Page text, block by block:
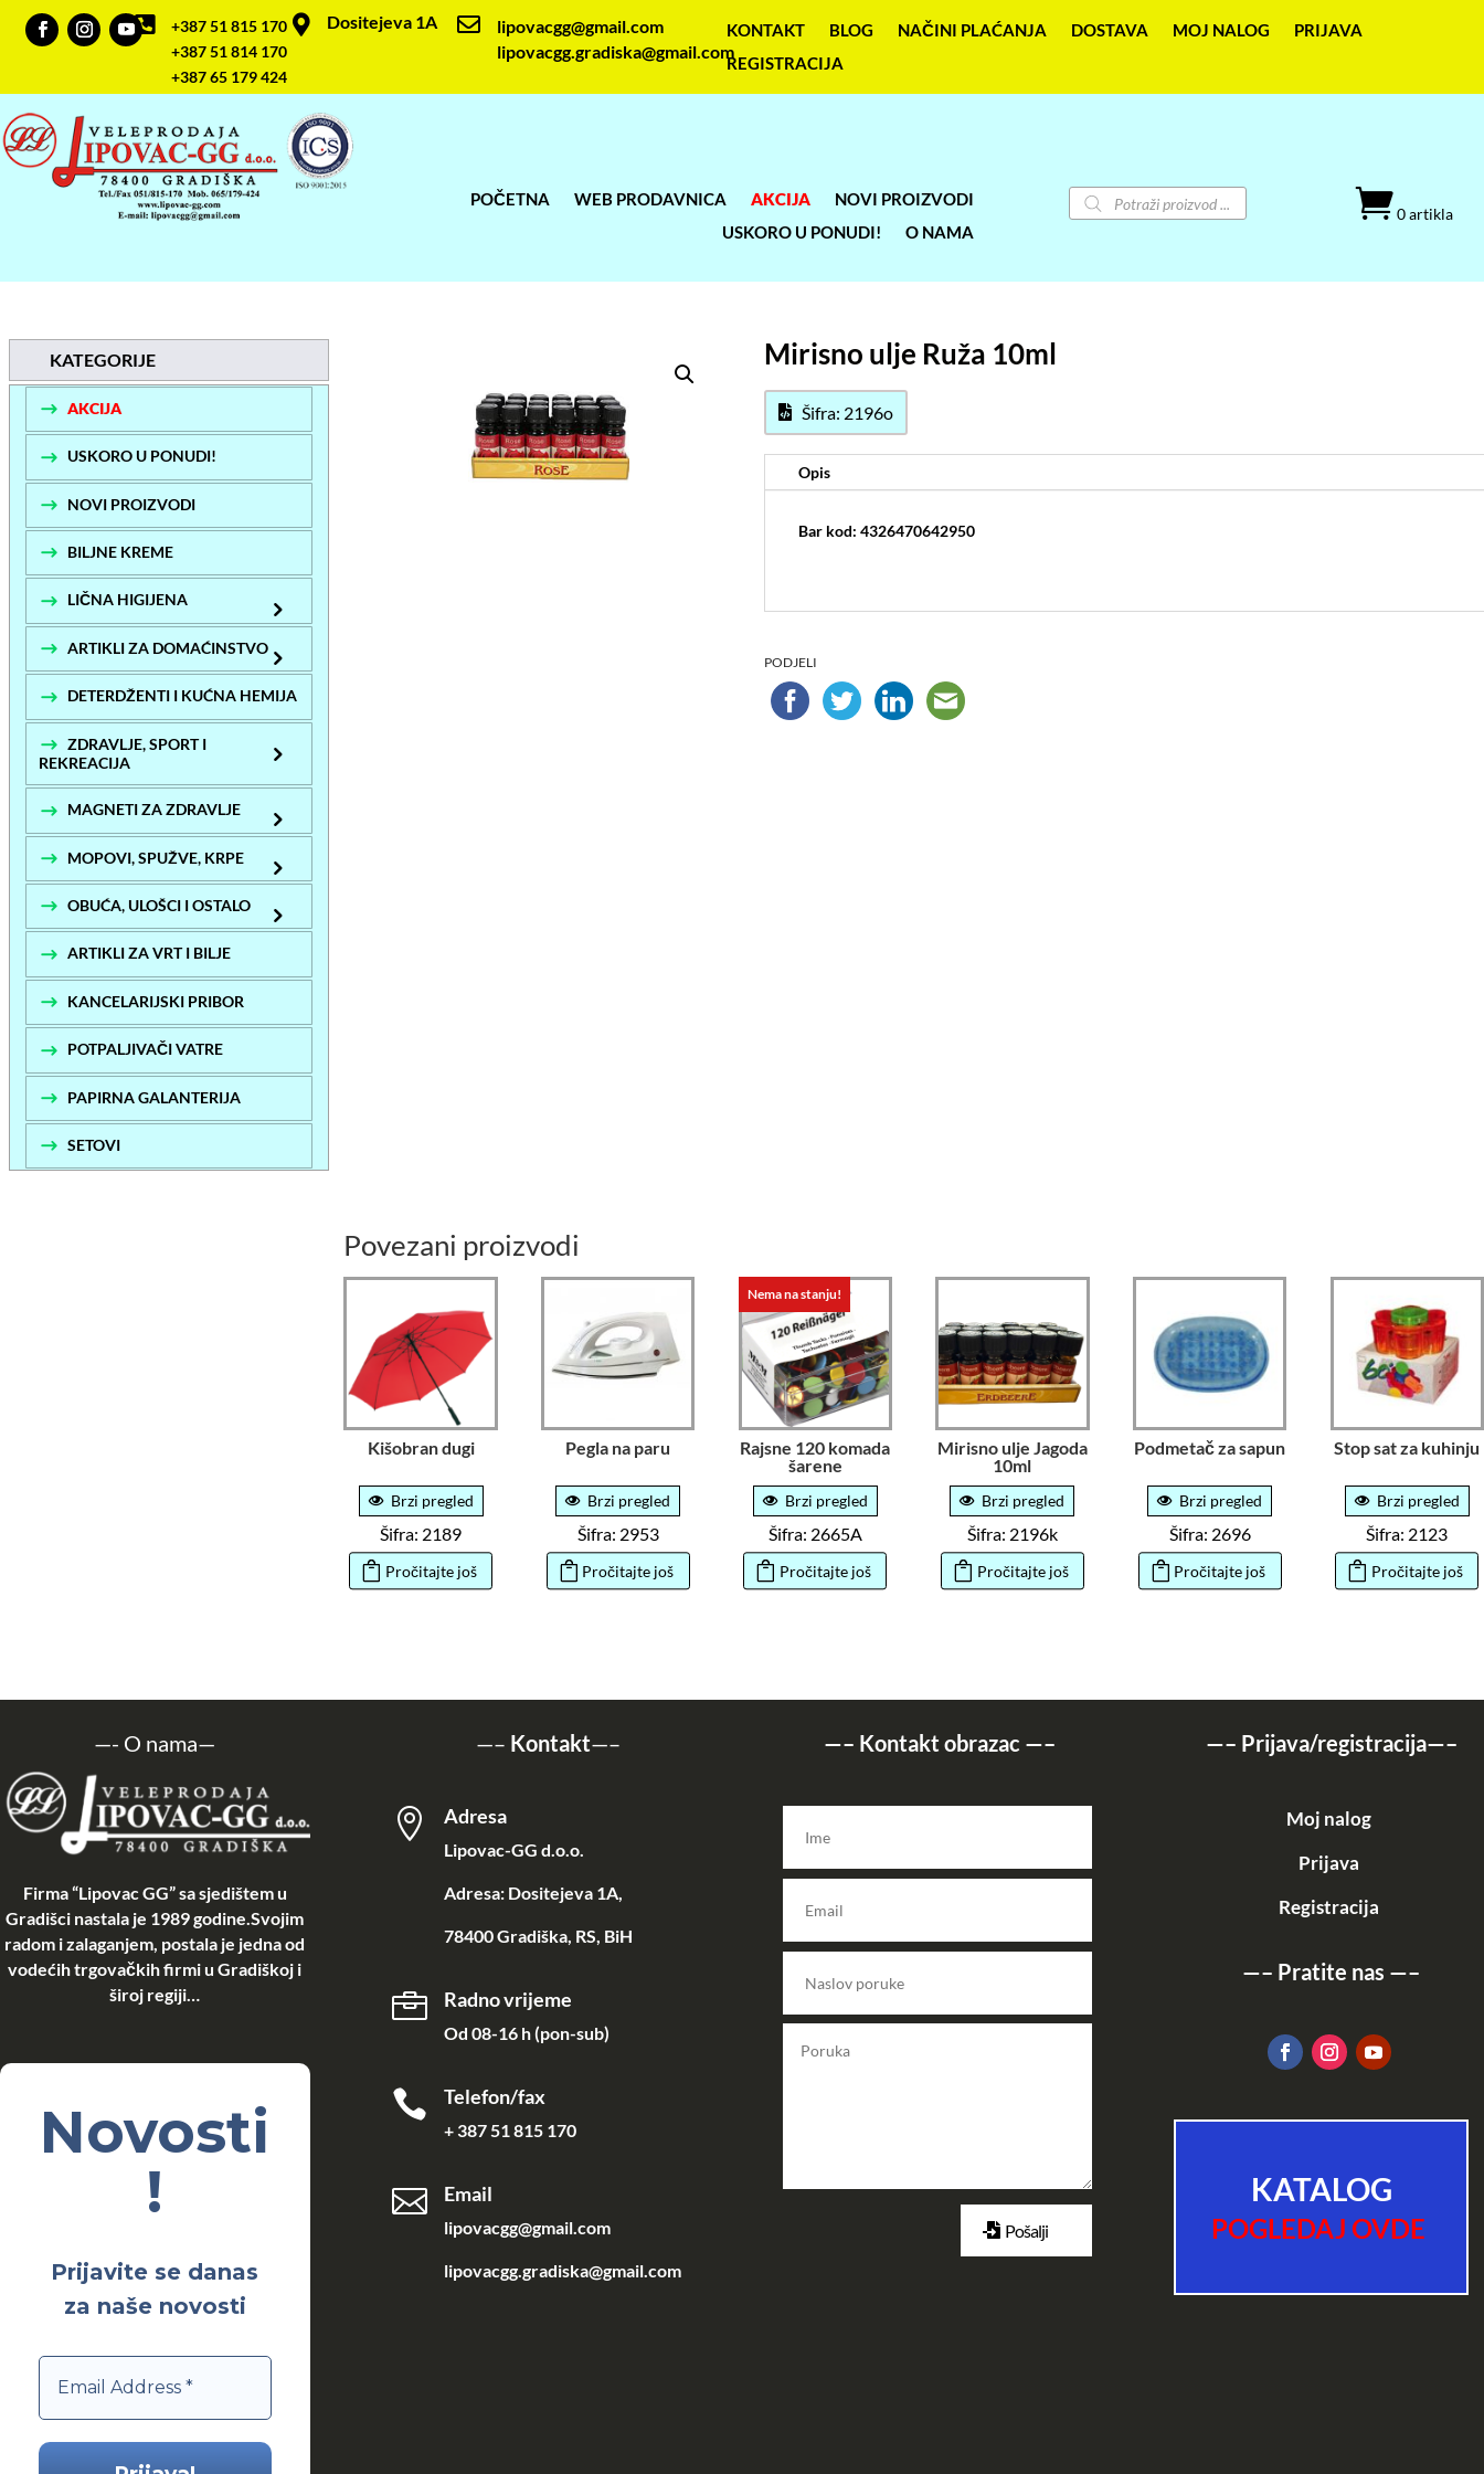

+387 51 815 170
+387 51 814 170
+387 65 179 424
 Dositejeva 1A 
lipovacgg@gmail.com
lipovacgg.gradiska@gmail.com
KONTAKT BLOG NAČINI PLAĆANJA DOSTAVA MOJ NALOG
PRIJAVA
REGISTRACIJA
POČETNA WEB PRODAVNICA AKCIJA
NOVI PROIZVODI
USKORO U PONUDI!
O NAMA
Products
search
0 artikla
KATEGORIJE
AKCIJA
USKORO U PONUDI!
NOVI PROIZVODI
BILJNE KREME
LIČNA HIGIJENA
ARTIKLI ZA DOMAĆINSTVO
DETERDŽENTI I KUĆNA HEMIJA
ZDRAVLJE, SPORT I
REKREACIJA
MAGNETI ZA ZDRAVLJE
MOPOVI, SPUŽVE, KRPE
OBUĆA, ULOŠCI I OSTALO
ARTIKLI ZA VRT I BILJE
KANCELARIJSKI PRIBOR
POTPALJIVAČI VATRE
PAPIRNA GALANTERIJA
SETOVI
Mirisno ulje Ruža 10ml
Šifra: 2196o
Opis
Bar kod: 4326470642950
PODJELI
Povezani proizvodi
Kišobran dugi
Brzi pregled
Šifra: 2189
Pročitajte još
Pegla na paru
Brzi pregled
Šifra: 2953
Pročitajte još
Nema na stanju!
Rajsne 120 komada
šarene
Brzi pregled
Šifra: 2665A
Pročitajte još
Mirisno ulje Jagoda
10ml
Brzi pregled
Šifra: 2196k
Pročitajte još
Podmetač za sapun
Brzi pregled
Šifra: 2696
Pročitajte još
Stop sat za kuhinju
Brzi pregled
Šifra: 2123
Pročitajte još
—- O nama—
Firma “Lipovac GG” sa sjedištem u
Gradišci nastala je 1989 godine.Svojim
radom i zalaganjem, postala je jedna od
vodećih trgovačkih firmi u Gradiškoj i
široj regiji…
Novosti
!
Prijavite se danas
za naše novosti
—– Kontakt—–
 Adresa
Lipovac-GG d.o.o.
Adresa: Dositejeva 1A,
78400 Gradiška, RS, BiH
 Radno vrijeme
Od 08-16 h (pon-sub)
 Telefon/fax
+ 387 51 815 170
 Email
lipovacgg@gmail.com
lipovacgg.gradiska@gmail.com
—– Kontakt obrazac —–
Pošalji
—– Prijava/registracija—–
Moj nalog
Prijava
Registracija
—– Pratite nas —–
KATALOG
POGLEDAJ OVDE